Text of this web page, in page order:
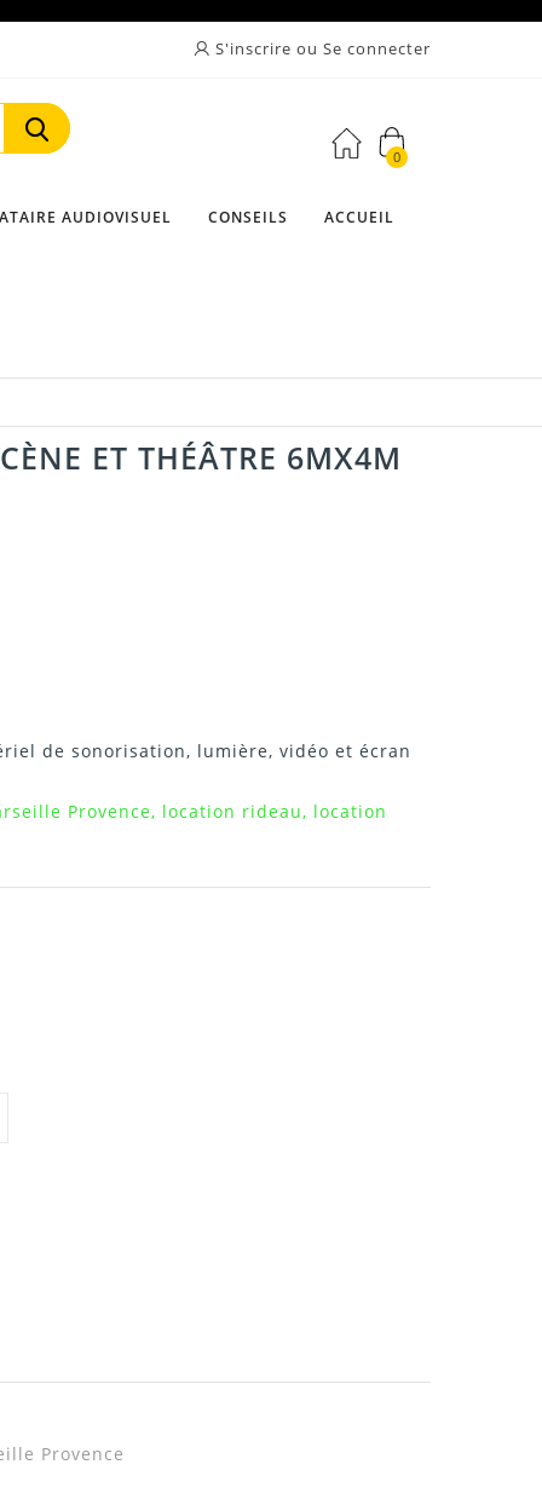
S'inscrire ou Se connecter
0
AUDIOVISUEL CONSEILS ACCUEIL
ET THÉÂTRE 6MX4M
de sonorisation, lumière, vidéo et écran
Provence, location rideau, location
Provence